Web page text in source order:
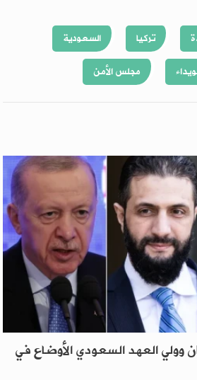
تركيا
السعودية
مجلس الأمن
وولي العهد السعودي الأوضاع في